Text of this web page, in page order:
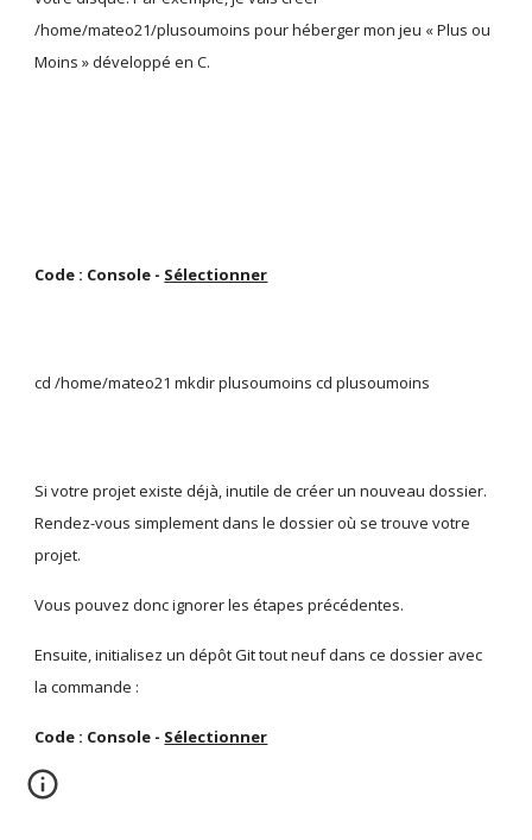
/home/mateo21/plusoumoins pour héberger mon jeu « Plus ou
Moins » développé en C.
Code : Console - Sélectionner
cd /home/mateo21 mkdir plusoumoins cd plusoumoins
Si votre projet existe déjà, inutile de créer un nouveau dossier.
Rendez-vous simplement dans le dossier où se trouve votre
projet.
Vous pouvez donc ignorer les étapes précédentes.
Ensuite, initialisez un dépôt Git tout neuf dans ce dossier avec
la commande :
Code : Console - Sélectionner